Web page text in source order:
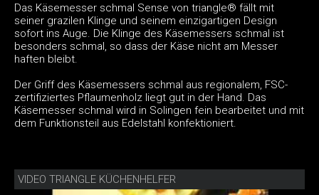
Das Käsemesser schmal Sense von triangle® fällt mit
seiner grazilen Klinge und seinem einzigartigen Design
sofort ins Auge. Die Klinge des Käsemessers schmal ist
besonders schmal, so dass der Käse nicht am Messer
haften bleibt.
Der Griff des Käsemessers schmal aus regionalem, FSC-
zertifiziertes Pflaumenholz liegt gut in der Hand. Das
Käsemesser schmal wird in Solingen fein bearbeitet und mit
dem Funktionsteil aus Edelstahl konfektioniert.
VIDEO TRIANGLE KÜCHENHELFER